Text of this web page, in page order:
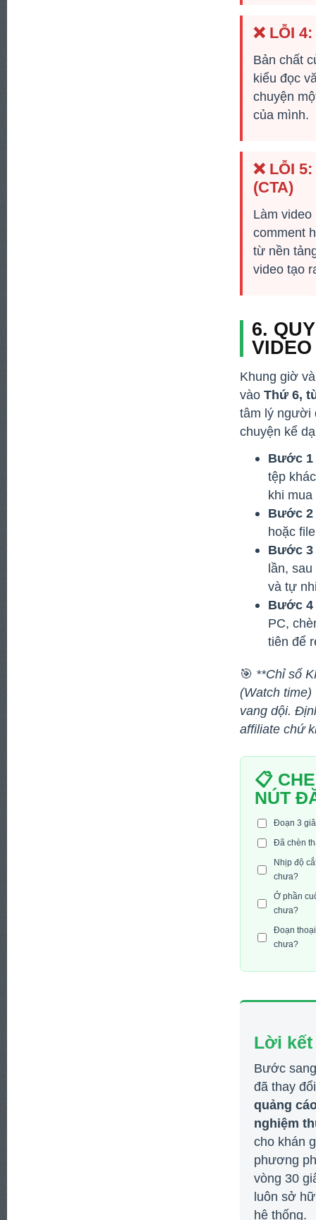
❌ LỖI
Bản chất
kiểu đọc
chuyện
của mình.
❌ LỖI
(CTA)
Làm
comment
từ nền
video tạo
6.
Khung giờ
vào Thứ 6,
tâm lý người
chuyện kể
Bước 1
tệp
khi
Bước 2
hoặc
Bước 3
lần,
và tự
Bước 4
PC,
tiên để
🎯 **Chỉ số
(Watch
vang dội.
affiliate chứ
📋
NÚT
Đoạn 3
Đã chèn
Nhịp độ
chưa?
Ở phần
chưa?
Đoạn
chưa?
Lời
Bước
đã thay
quảng
nghiệm
cho khán
phương
vòng 30
luôn sở
hệ thống.